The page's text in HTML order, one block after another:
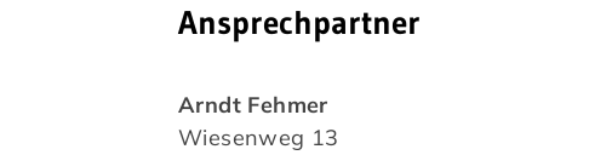
Ansprechpartner
Arndt Fehmer
Wiesenweg 13